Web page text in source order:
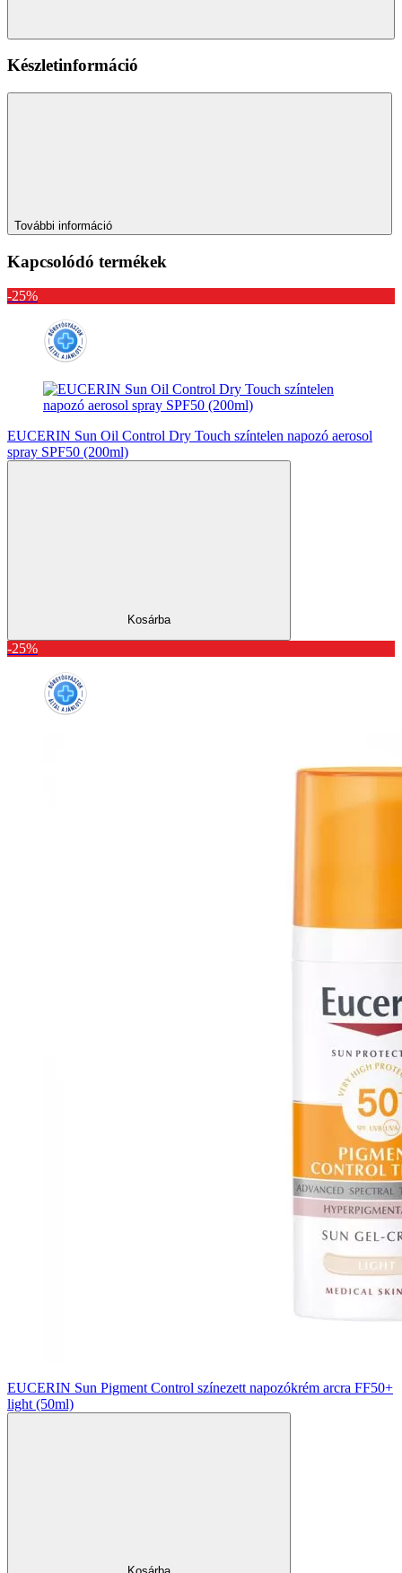
Készletinformáció
További információ
Kapcsolódó termékek
-25%
EUCERIN Sun Oil Control Dry Touch színtelen napozó aerosol
spray SPF50 (200ml)
Kosárba
-25%
EUCERIN Sun Pigment Control színezett napozókrém arcra FF50+
light (50ml)